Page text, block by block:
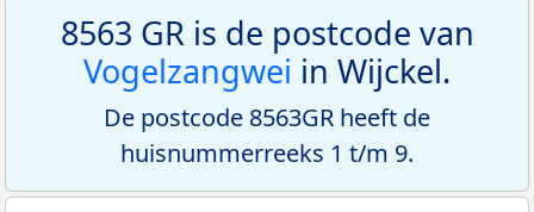
8563 GR is de postcode van
Vogelzangwei in Wijckel.
De postcode 8563GR heeft de
huisnummerreeks 1 t/m 9.